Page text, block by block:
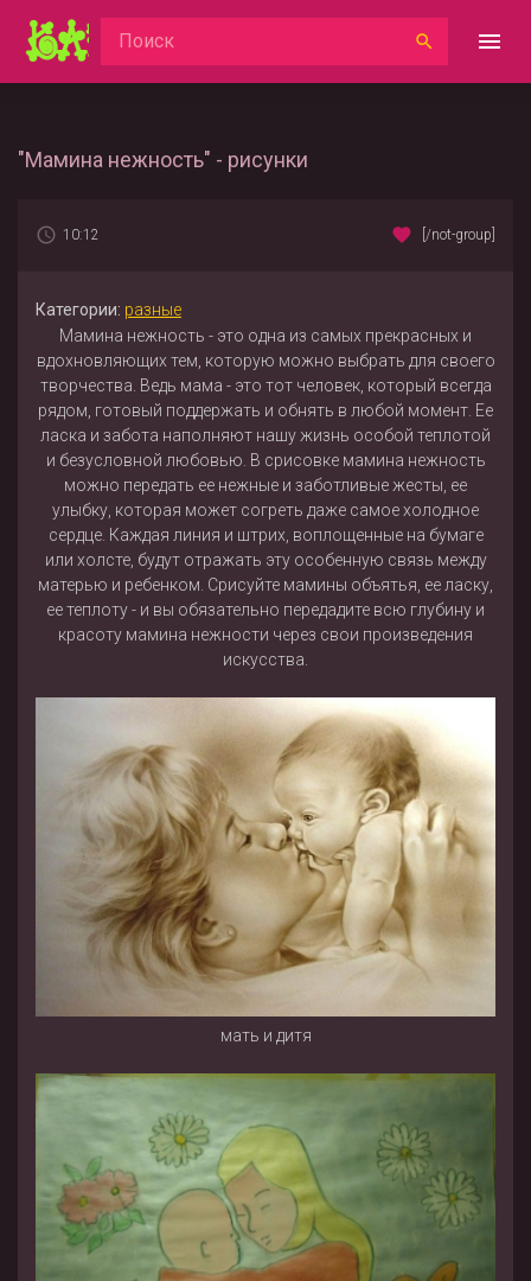
"Мамина нежность" - рисунки
10:12 [/not-group]
Категории: разные
Мамина нежность - это одна из самых прекрасных и
вдохновляющих тем, которую можно выбрать для своего
творчества. Ведь мама - это тот человек, который всегда
рядом, готовый поддержать и обнять в любой момент. Ее
ласка и забота наполняют нашу жизнь особой теплотой
и безусловной любовью. В срисовке мамина нежность
можно передать ее нежные и заботливые жесты, ее
улыбку, которая может согреть даже самое холодное
сердце. Каждая линия и штрих, воплощенные на бумаге
или холсте, будут отражать эту особенную связь между
матерью и ребенком. Срисуйте мамины объятья, ее ласку,
ее теплоту - и вы обязательно передадите всю глубину и
красоту мамина нежности через свои произведения
искусства.
мать и дитя